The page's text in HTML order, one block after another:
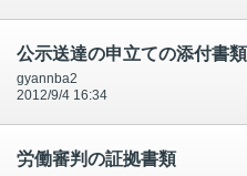
公示送達の申立ての添付書類
gyannba2
2012/9/4 16:34
労働審判の証拠書類